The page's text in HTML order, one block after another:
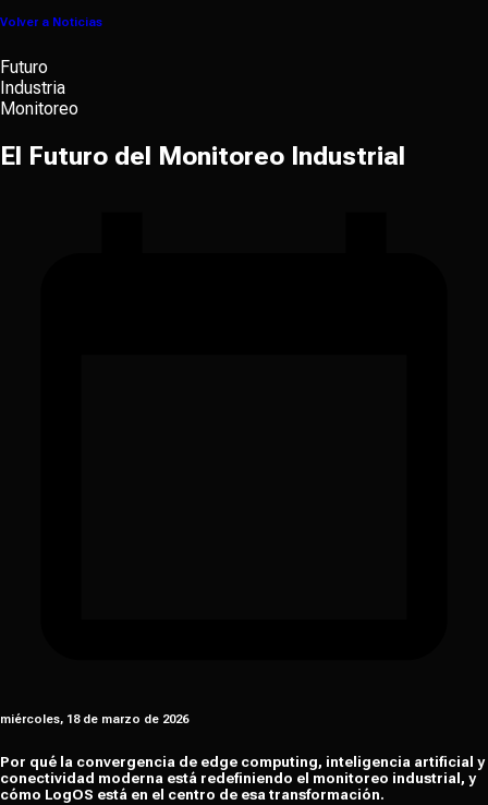
Volver a Noticias
Futuro
Industria
Monitoreo
El Futuro del Monitoreo Industrial
miércoles, 18 de marzo de 2026
Por qué la convergencia de edge computing, inteligencia artificial y
conectividad moderna está redefiniendo el monitoreo industrial, y
cómo LogOS está en el centro de esa transformación.